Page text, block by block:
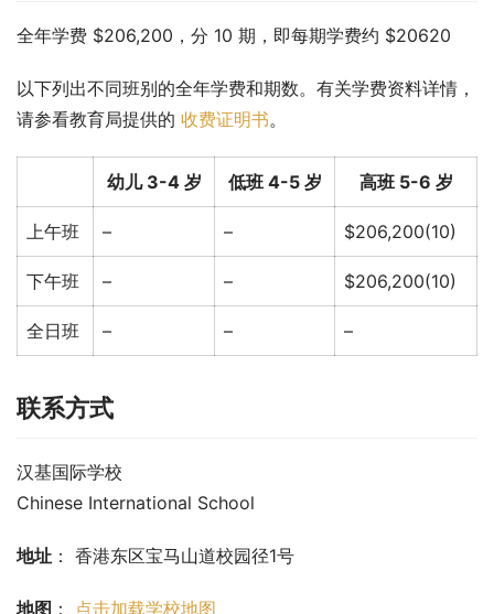
全年学费 $206,200，分 10 期，即每期学费约 $20620
以下列出不同班别的全年学费和期数。有关学费资料详情，
请参看教育局提供的 收费证明书。
幼儿 3-4 岁 低班 4-5 岁 高班 5-6 岁
上午班 – – $206,200(10)
下午班 – – $206,200(10)
全日班 – – –
联系方式
汉基国际学校
Chinese International School
地址 ： 香港东区宝马山道校园径1号
地图 ： 点击加载学校地图